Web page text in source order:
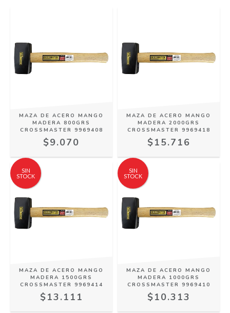
MAZA DE ACERO MANGO
MADERA 800GRS
CROSSMASTER 9969408
$9.070
MAZA DE ACERO MANGO
MADERA 2000GRS
CROSSMASTER 9969418
$15.716
SIN
STOCK
MAZA DE ACERO MANGO
MADERA 1500GRS
CROSSMASTER 9969414
$13.111
SIN
STOCK
MAZA DE ACERO MANGO
MADERA 1000GRS
CROSSMASTER 9969410
$10.313